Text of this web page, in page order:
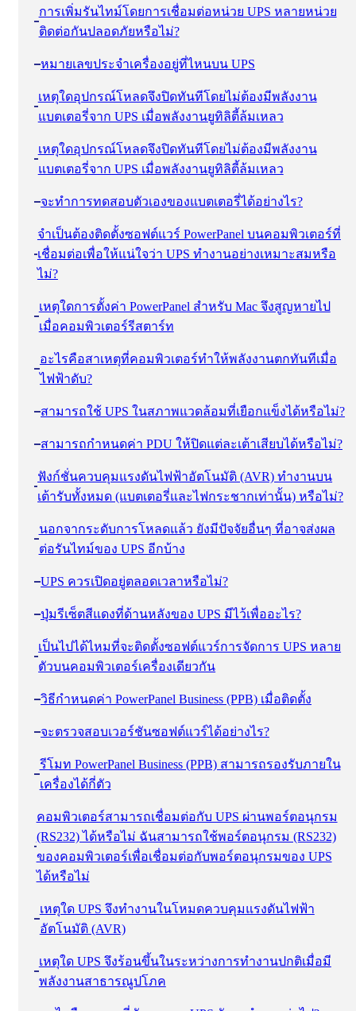
การเพิ่มรันไทม์โดยการเชื่อมต่อหน่วย UPS หลายหน่วย
ติดต่อกันปลอดภัยหรือไม่?
หมายเลขประจําเครื่องอยู่ที่ไหนบน UPS
เหตุใดอุปกรณ์โหลดจึงปิดทันทีโดยไม่ต้องมีพลังงาน
แบตเตอรี่จาก UPS เมื่อพลังงานยูทิลิตี้ล้มเหลว
เหตุใดอุปกรณ์โหลดจึงปิดทันทีโดยไม่ต้องมีพลังงาน
แบตเตอรี่จาก UPS เมื่อพลังงานยูทิลิตี้ล้มเหลว
จะทําการทดสอบตัวเองของแบตเตอรี่ได้อย่างไร?
จําเป็นต้องติดตั้งซอฟต์แวร์ PowerPanel บนคอมพิวเตอร์ที่
เชื่อมต่อเพื่อให้แน่ใจว่า UPS ทํางานอย่างเหมาะสมหรือ
ไม่?
เหตุใดการตั้งค่า PowerPanel สําหรับ Mac จึงสูญหายไป
เมื่อคอมพิวเตอร์รีสตาร์ท
อะไรคือสาเหตุที่คอมพิวเตอร์ทําให้พลังงานตกทันทีเมื่อ
ไฟฟ้าดับ?
สามารถใช้ UPS ในสภาพแวดล้อมที่เยือกแข็งได้หรือไม่?
สามารถกําหนดค่า PDU ให้ปิดแต่ละเต้าเสียบได้หรือไม่?
ฟังก์ชั่นควบคุมแรงดันไฟฟ้าอัตโนมัติ (AVR) ทํางานบน
เต้ารับทั้งหมด (แบตเตอรี่และไฟกระชากเท่านั้น) หรือไม่?
นอกจากระดับการโหลดแล้ว ยังมีปัจจัยอื่นๆ ที่อาจส่งผล
ต่อรันไทม์ของ UPS อีกบ้าง
UPS ควรเปิดอยู่ตลอดเวลาหรือไม่?
ปุ่มรีเซ็ตสีแดงที่ด้านหลังของ UPS มีไว้เพื่ออะไร?
เป็นไปได้ไหมที่จะติดตั้งซอฟต์แวร์การจัดการ UPS หลาย
ตัวบนคอมพิวเตอร์เครื่องเดียวกัน
วิธีกําหนดค่า PowerPanel Business (PPB) เมื่อติดตั้ง
จะตรวจสอบเวอร์ชันซอฟต์แวร์ได้อย่างไร?
รีโมท PowerPanel Business (PPB) สามารถรองรับภายใน
เครื่องได้กี่ตัว
คอมพิวเตอร์สามารถเชื่อมต่อกับ UPS ผ่านพอร์ตอนุกรม
(RS232) ได้หรือไม่ ฉันสามารถใช้พอร์ตอนุกรม (RS232)
ของคอมพิวเตอร์เพื่อเชื่อมต่อกับพอร์ตอนุกรมของ UPS
ได้หรือไม่
เหตุใด UPS จึงทํางานในโหมดควบคุมแรงดันไฟฟ้า
อัตโนมัติ (AVR)
เหตุใด UPS จึงร้อนขึ้นในระหว่างการทํางานปกติเมื่อมี
พลังงานสาธารณูปโภค